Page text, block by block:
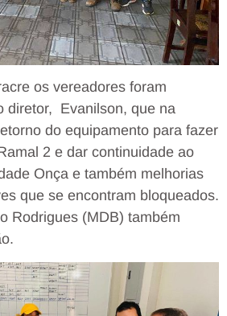
os vereadores foram
diretor, Evanilson, que na
do equipamento para fazer
2 e dar continuidade ao
Onça e também melhorias
que se encontram bloqueados.
Rodrigues (MDB) também